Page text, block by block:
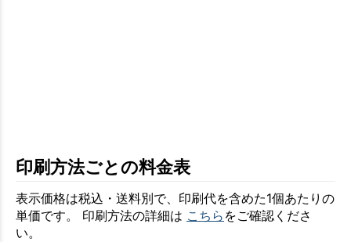
印刷方法ごとの料金表
表示価格は税込・送料別で、印刷代を含めた1個あたりの
単価です。 印刷方法の詳細は こちら をご確認くださ
い。